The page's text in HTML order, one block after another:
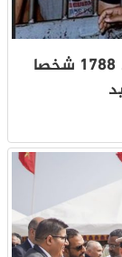
جلالة الملك يصدر عفوه السامي على 1788 شخصا